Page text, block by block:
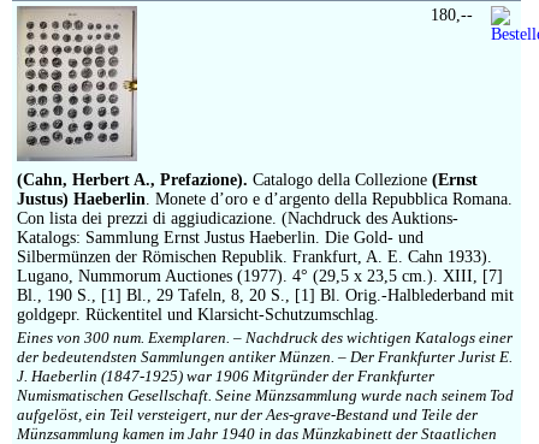
Aktuelle Kataloge
Kontakt
Ankauf
Links
Impressum
(Cahn, Herbert A., Prefazione). Catalogo della Collezione (Ernst
Justus) Haeberlin. Monete d’oro e d’argento della Repubblica Romana.
Con lista dei prezzi di aggiudicazione. (Nachdruck des Auktions-
Katalogs: Sammlung Ernst Justus Haeberlin. Die Gold- und
Silbermünzen der Römischen Republik. Frankfurt, A. E. Cahn 1933).
Lugano, Nummorum Auctiones (1977). 4° (29,5 x 23,5 cm.). XIII, [7]
Bl., 190 S., [1] Bl., 29 Tafeln, 8, 20 S., [1] Bl. Orig.-Halblederband mit
goldgepr. Rückentitel und Klarsicht-Schutzumschlag.
Eines von 300 num. Exemplaren. – Nachdruck des wichtigen Katalogs einer
der bedeutendsten Sammlungen antiker Münzen. – Der Frankfurter Jurist E.
J. Haeberlin (1847-1925) war 1906 Mitgründer der Frankfurter
Numismatischen Gesellschaft. Seine Münzsammlung wurde nach seinem Tod
aufgelöst, ein Teil versteigert, nur der Aes-grave-Bestand und Teile der
Münzsammlung kamen im Jahr 1940 in das Münzkabinett der Staatlichen
180,--